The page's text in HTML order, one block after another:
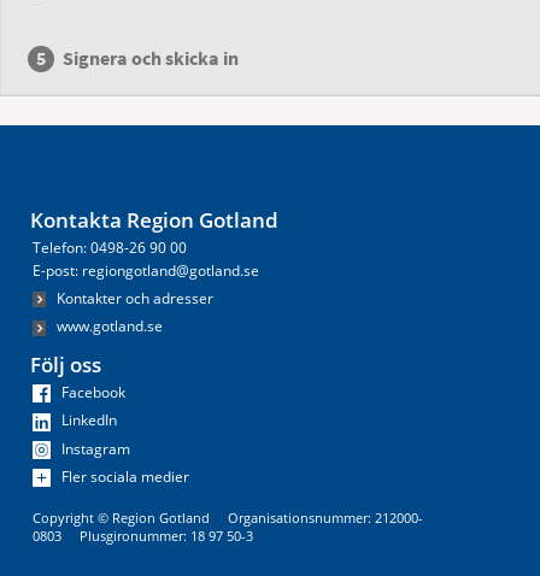
Signera och skicka in
Kontakta Region Gotland
Telefon: 0498-26 90 00
E-post: regiongotland@gotland.se
Kontakter och adresser
www.gotland.se
Följ oss
Facebook
LinkedIn
Instagram
Fler sociala medier
Copyright © Region Gotland Organisationsnummer: 212000-
0803 Plusgironummer: 18 97 50-3